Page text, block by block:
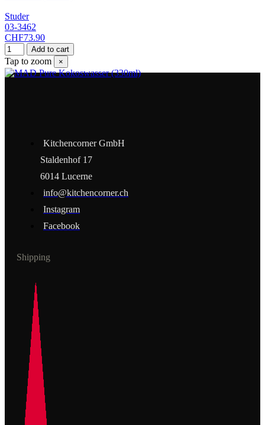
Studer
03-3462
CHF73.90
Add to cart
Tap to zoom ×
Kitchencorner GmbH
Staldenhof 17
6014 Lucerne
info@kitchencorner.ch
Instagram
Facebook
Shipping